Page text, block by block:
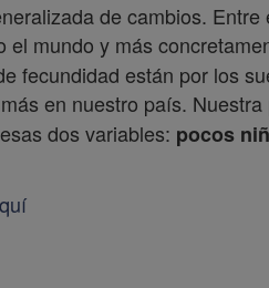
de cambios. Entre
el mundo y más
fecundidad están por los
en nuestro país. Nuestra
dos variables: pocos